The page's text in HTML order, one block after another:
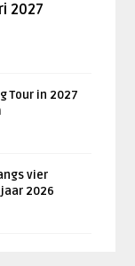
2027
Tour in 2027
vier
2026